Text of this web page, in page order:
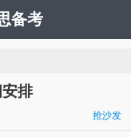
备考
排
抢沙发